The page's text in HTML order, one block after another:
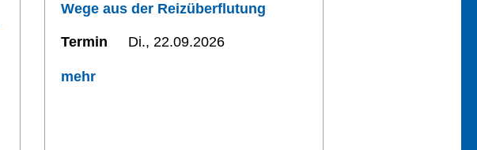
Wege aus der Reizüberflutung
Termin Di., 22.09.2026
mehr